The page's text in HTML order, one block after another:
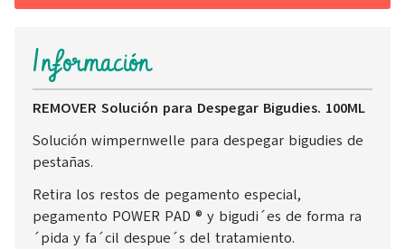
Información
REMOVER Solución para Despegar Bigudies. 100ML
Solución wimpernwelle para despegar bigudies de
pestañas.
Retira los restos de pegamento especial,
pegamento POWER PAD ® y bigudi´es de forma ra
´pida y fa´cil despue´s del tratamiento.